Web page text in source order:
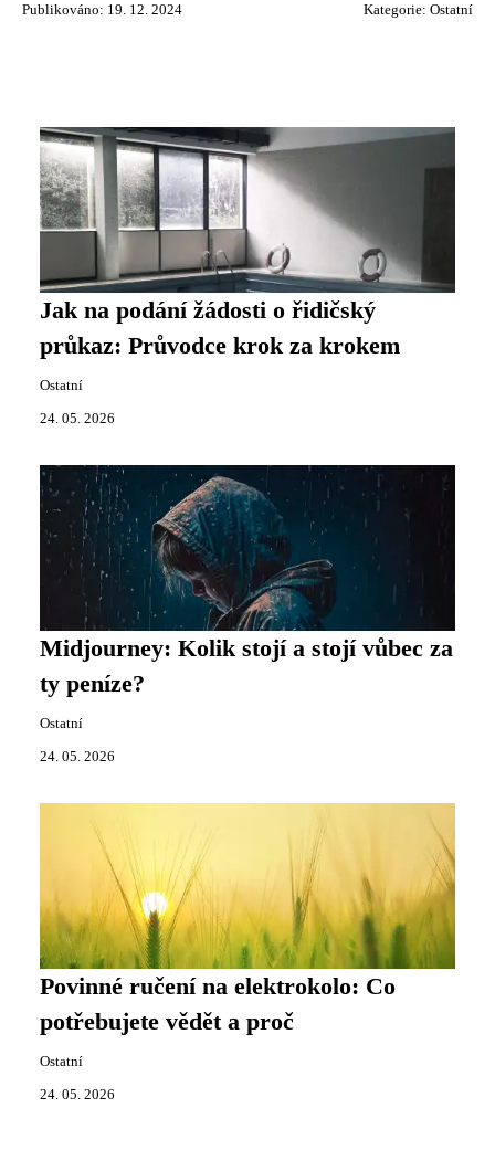
Publikováno: 19. 12. 2024 Kategorie: Ostatní
Jak na podání žádosti o řidičský
průkaz: Průvodce krok za krokem
Ostatní
24. 05. 2026
Midjourney: Kolik stojí a stojí vůbec za
ty peníze?
Ostatní
24. 05. 2026
Povinné ručení na elektrokolo: Co
potřebujete vědět a proč
Ostatní
24. 05. 2026